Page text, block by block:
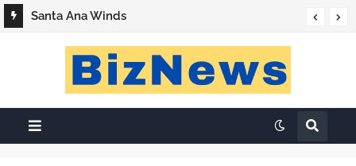
Santa Ana Winds